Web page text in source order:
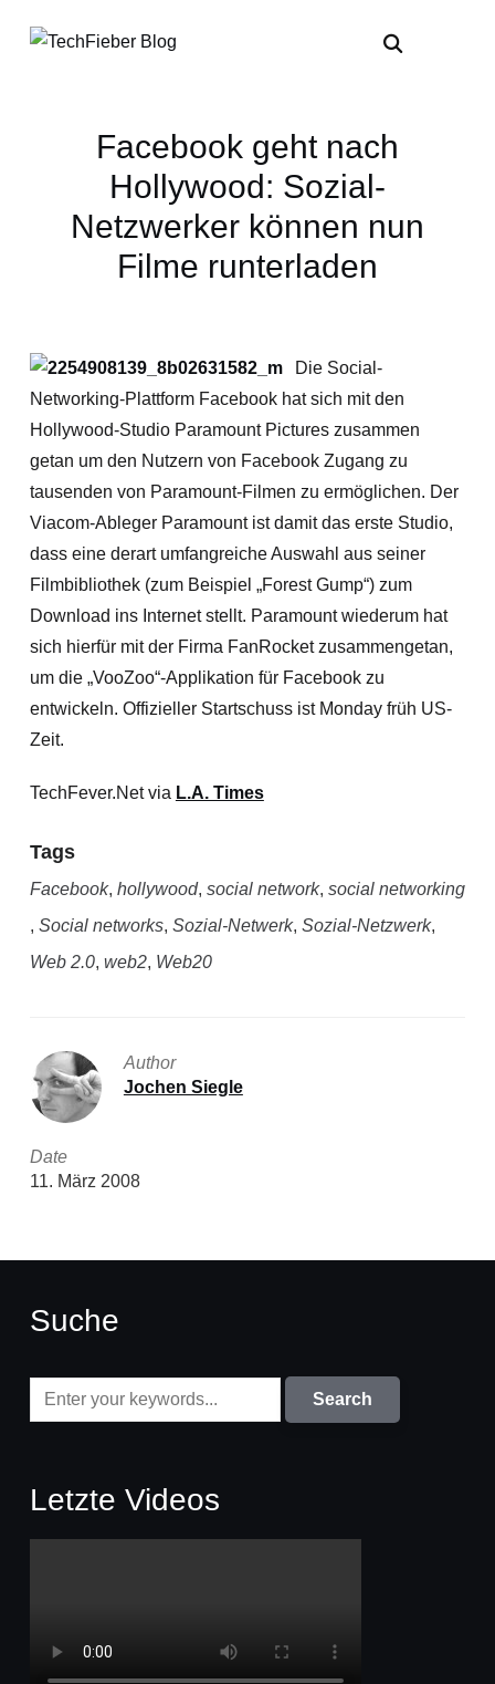
Facebook geht nach
Hollywood: Sozial-
Netzwerker können nun
Filme runterladen
Die Social-
Networking-Plattform Facebook hat sich mit den
Hollywood-Studio Paramount Pictures zusammen
getan um den Nutzern von Facebook Zugang zu
tausenden von Paramount-Filmen zu ermöglichen. Der
Viacom-Ableger Paramount ist damit das erste Studio,
dass eine derart umfangreiche Auswahl aus seiner
Filmbibliothek (zum Beispiel „Forest Gump“) zum
Download ins Internet stellt. Paramount wiederum hat
sich hierfür mit der Firma FanRocket zusammengetan,
um die „VooZoo“-Applikation für Facebook zu
entwickeln. Offizieller Startschuss ist Monday früh US-
Zeit.
TechFever.Net via L.A. Times
Tags
Facebook, hollywood, social network, social networking
, Social networks, Sozial-Netwerk, Sozial-Netzwerk,
Web 2.0, web2, Web20
Author
Jochen Siegle
Date
11. März 2008
Suche
Letzte Videos